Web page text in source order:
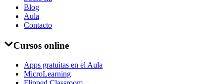
Blog
Aula
Contacto
Cursos online
Apps gratuitas en el Aula
MicroLearning